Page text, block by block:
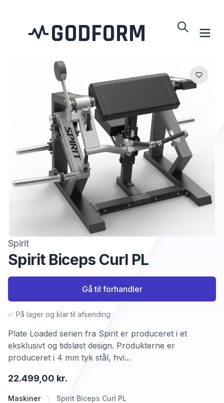
GODFORM
Spirit
Spirit Biceps Curl PL
Maskiner Spirit Biceps Curl PL
22.499,00 kr.
Plate Loaded serien fra Spirit er produceret i et
eksklusivt og tidsløst design. Produkterne er
produceret i 4 mm tyk stål, hvi...
✅ På lager og klar til afsending
Gå til forhandler